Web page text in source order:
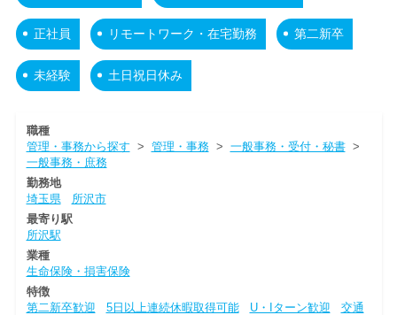
正社員 リモートワーク・在宅勤務 第二新卒
未経験 土日祝日休み
職種
管理・事務から探す > 管理・事務> 一般事務・受付・秘書>
一般事務・庶務
勤務地
埼玉県
所沢市
最寄り駅
所沢駅
業種
生命保険・損害保険
特徴
第二新卒歓迎
5日以上連続休暇取得可能 U・Iターン歓迎
交通